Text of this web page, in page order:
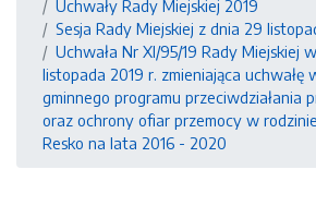
Uchwały Rady Miejskiej 2019
Sesja Rady Miejskiej z dnia 29
Uchwała Nr XI/95/19 Rady Miejskiej
listopada 2019 r. zmieniająca uchwałę
gminnego programu przeciwdziałania
oraz ochrony ofiar przemocy w
Resko na lata 2016 - 2020